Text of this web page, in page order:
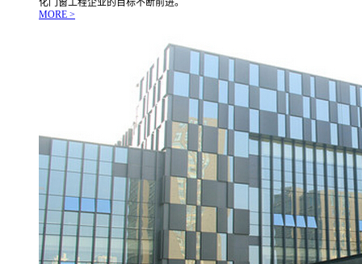
化门窗工程企业的目标不断前进。
MORE >